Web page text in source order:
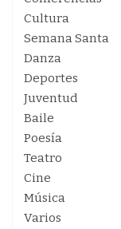
Cultura
Semana Santa
Danza
Deportes
Juventud
Baile
Poesía
Teatro
Cine
Música
Varios